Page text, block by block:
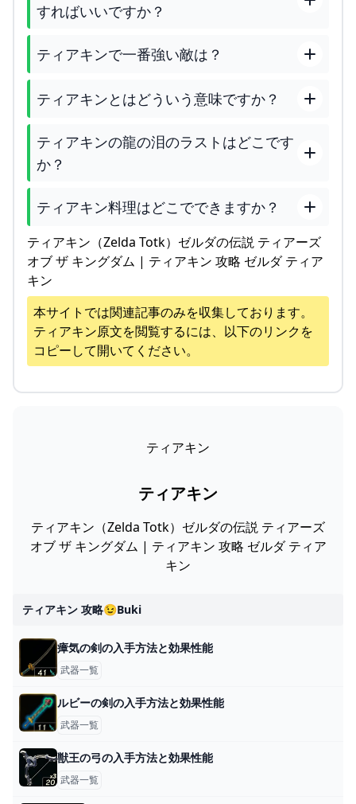
すればいいですか？
ティアキンで一番強い敵は？
ティアキンとはどういう意味ですか？
ティアキンの龍の泪のラストはどこです
か？
ティアキン料理はどこでできますか？
ティアキン（Zelda Totk）ゼルダの伝説 ティアーズ
オブ ザ キングダム | ティアキン 攻略 ゼルダ ティア
キン
本サイトでは関連記事のみを収集しております。
ティアキン原文を閲覧するには、以下のリンクを
コピーして開いてください。
ティアキン
ティアキン
ティアキン（Zelda Totk）ゼルダの伝説 ティアーズ
オブ ザ キングダム | ティアキン 攻略 ゼルダ ティア
キン
ティアキン 攻略😉buki
瘴気の剣の入手方法と効果性能
武器一覧
ルビーの剣の入手方法と効果性能
武器一覧
獣王の弓の入手方法と効果性能
武器一覧